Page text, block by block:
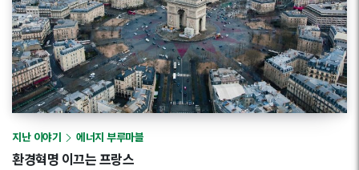
지난 이야기 에너지 부루마블
환경혁명 이끄는 프랑스